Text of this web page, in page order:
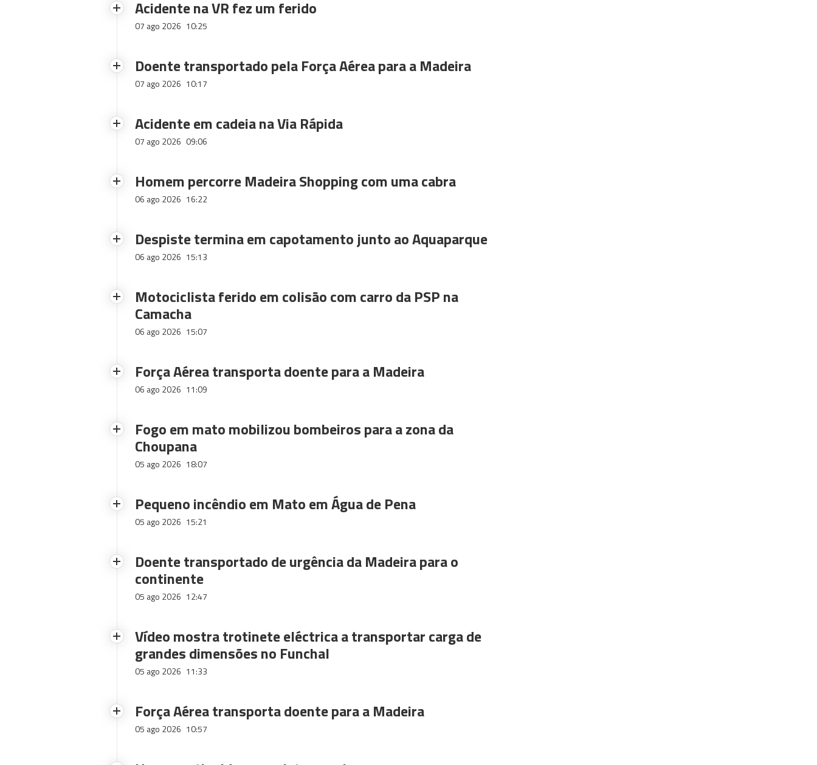
Acidente na VR fez um ferido
07 ago 2026 10:25
Doente transportado pela Força Aérea para a Madeira
07 ago 2026 10:17
Acidente em cadeia na Via Rápida
07 ago 2026 09:06
Homem percorre Madeira Shopping com uma cabra
06 ago 2026 16:22
Despiste termina em capotamento junto ao Aquaparque
06 ago 2026 15:13
Motociclista ferido em colisão com carro da PSP na
Camacha
06 ago 2026 15:07
Força Aérea transporta doente para a Madeira
06 ago 2026 11:09
Fogo em mato mobilizou bombeiros para a zona da
Choupana
05 ago 2026 18:07
Pequeno incêndio em Mato em Água de Pena
05 ago 2026 15:21
Doente transportado de urgência da Madeira para o
continente
05 ago 2026 12:47
Vídeo mostra trotinete eléctrica a transportar carga de
grandes dimensões no Funchal
05 ago 2026 11:33
Força Aérea transporta doente para a Madeira
05 ago 2026 10:57